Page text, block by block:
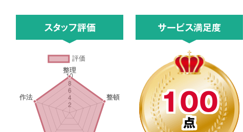
スタッフ評価 サービス満足度
100
点